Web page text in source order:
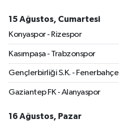
15 Ağustos, Cumartesi
Konyaspor - Rizespor
Kasımpaşa - Trabzonspor
Gençlerbirliği S.K. - Fenerbahçe
Gaziantep FK - Alanyaspor
16 Ağustos, Pazar